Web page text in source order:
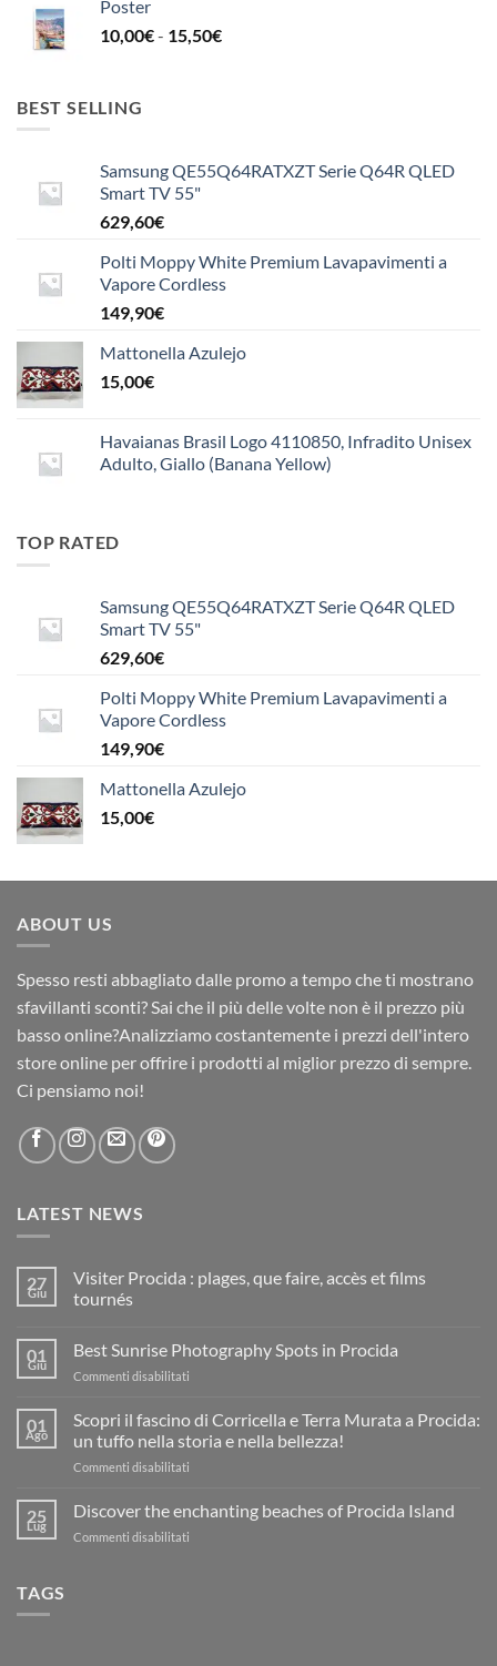
10,00€
Poster
10,00€- 15,50€Fascia
15,50€
BEST SELLING
Samsung QE55Q64RATXZT Serie Q64R QLED
Smart TV 55"
629,60€
Polti Moppy White Premium Lavapavimenti a
Vapore Cordless
149,90€
Mattonella Azulejo
15,00€
Havaianas Brasil Logo 4110850, Infradito Unisex
Adulto, Giallo (Banana Yellow)
TOP RATED
Samsung QE55Q64RATXZT Serie Q64R QLED
Smart TV 55"
629,60€
Polti Moppy White Premium Lavapavimenti a
Vapore Cordless
149,90€
Mattonella Azulejo
15,00€
ABOUT US
Spesso resti abbagliato dalle promo a tempo che ti mostrano
sfavillanti sconti? Sai che il più delle volte non è il prezzo più
basso online?Analizziamo costantemente i prezzi dell'intero
store online per offrire i prodotti al miglior prezzo di sempre.
Ci pensiamo noi!
LATEST NEWS
27
Giu
Visiter Procida : plages, que faire, accès et films
tournés
su
Procida
que
faire,
accès
et
01
Giu
Best Sunrise Photography Spots in Procida
Commenti disabilitati
Sunrise
Photography
Spots
01
Ago
Scopri il fascino di Corricella e Terra Murata a Procida:
un tuffo nella storia e nella bellezza!
Commenti disabilitati
fascino
25
Lug
Discover the enchanting beaches of Procida Island
Commenti disabilitati
TAGS